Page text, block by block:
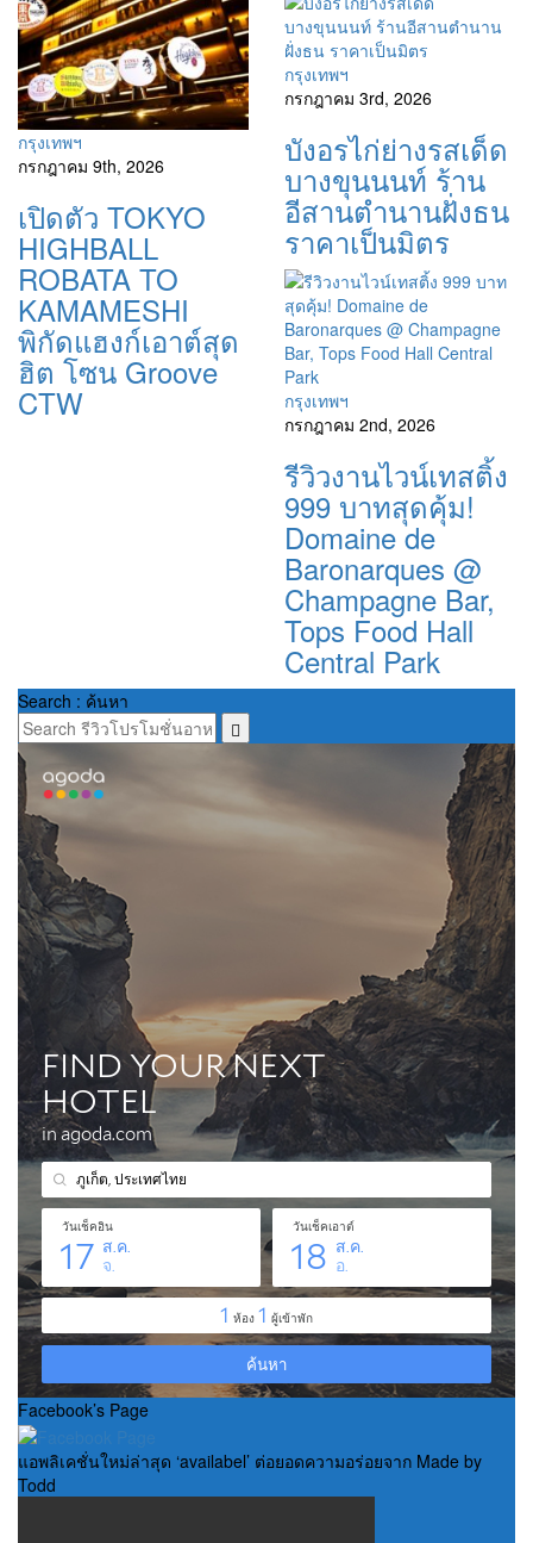
กรุงเทพฯ
กรกฎาคม 9th, 2026
เปิดตัว TOKYO
HIGHBALL
ROBATA TO
KAMAMESHI
พิกัดแฮงก์เอาต์สุด
ฮิต โซน Groove
CTW
กรุงเทพฯ
กรกฎาคม 3rd, 2026
บังอรไก่ย่างรสเด็ด
บางขุนนนท์ ร้าน
อีสานตำนานฝั่งธน
ราคาเป็นมิตร
กรุงเทพฯ
กรกฎาคม 2nd, 2026
รีวิวงานไวน์เทสติ้ง
999 บาทสุดคุ้ม!
Domaine de
Baronarques @
Champagne Bar,
Tops Food Hall
Central Park
Search : ค้นหา
Facebook’s Page
แอพลิเคชั่นใหม่ล่าสุด ‘availabel’ ต่อยอดความอร่อยจาก Made by
Todd